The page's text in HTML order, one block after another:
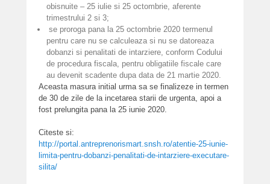
obisnuite – 25 iulie si 25 octombrie, aferente
trimestrului 2 si 3;
se proroga pana la 25 octombrie 2020 termenul
pentru care nu se calculeaza si nu se datoreaza
dobanzi si penalitati de intarziere, conform Codului
de procedura fiscala, pentru obligatiile fiscale care
au devenit scadente dupa data de 21 martie 2020.
Aceasta masura initial urma sa se finalizeze in termen
de 30 de zile de la incetarea starii de urgenta, apoi a
fost prelungita pana la 25 iunie 2020.
Citeste si:
http://portal.antreprenorismart.snsh.ro/atentie-25-iunie-
limita-pentru-dobanzi-penalitati-de-intarziere-executare-
silita/